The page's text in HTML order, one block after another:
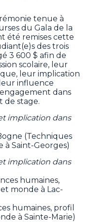
tenue à
du Gala de la
été remises cette
des trois
3 600 $ afin de
scolaire, leur
leur implication
influence
dans
de stage.
implication dans
(Techniques
à Saint-Georges)
implication dans
humaines,
monde à Lac-
humaines, profil
à Sainte-Marie)